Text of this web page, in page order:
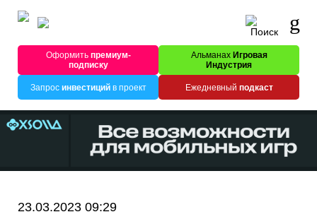
Оформитьпремиум-
подписку
Альманах Игровая
Индустрия
Запрос инвестицийв проект Ежедневный подкаст
23.03.2023 09:29